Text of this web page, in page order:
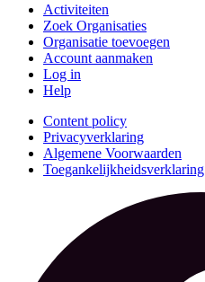
Activiteiten
Zoek Organisaties
Organisatie toevoegen
Account aanmaken
Log in
Help
Content policy
Privacyverklaring
Algemene Voorwaarden
Toegankelijkheidsverklaring